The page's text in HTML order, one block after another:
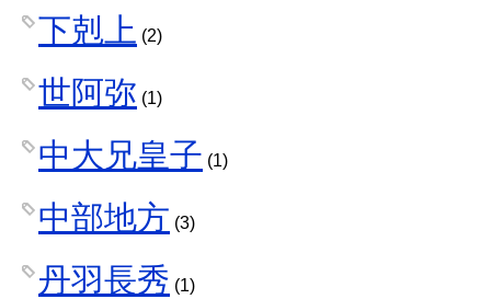
下剋上 (2)
世阿弥 (1)
中大兄皇子 (1)
中部地方 (3)
丹羽長秀 (1)